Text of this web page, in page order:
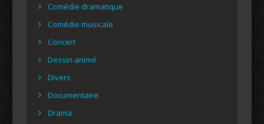
Comédie dramatique
Comédie musicale
Concert
Dessin animé
Divers
Documentaire
Drama